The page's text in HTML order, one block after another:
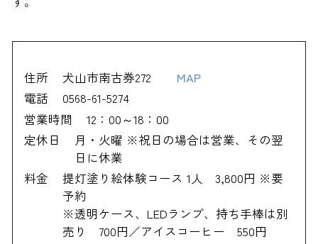
住所 犬山市南古券272
MAP
電話
0568-61-5274
営業時間
12：00～18：00
定休日
月・火曜 ※祝日の場合は営業、その翌
日に休業
料金
提灯塗り絵体験コース 1人 3,800円 ※要
予約
※透明ケース、LEDランプ、持ち手棒は別
売り 700円／アイスコーヒー 550円